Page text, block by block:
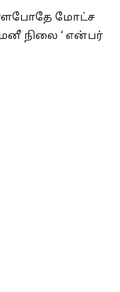
மோட்ச
நிலை ‘ என்பர்